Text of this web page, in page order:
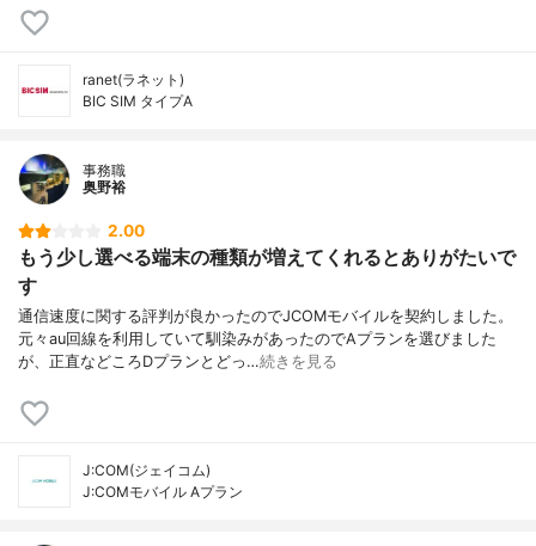
ranet(ラネット)
BIC SIM タイプA
事務職
奥野裕
2.00
もう少し選べる端末の種類が増えてくれるとありがたいで
す
通信速度に関する評判が良かったのでJCOMモバイルを契約しました。
元々au回線を利用していて馴染みがあったのでAプランを選びました
が、正直などころDプランとどっ…続きを見る
J:COM(ジェイコム)
J:COMモバイル Aプラン